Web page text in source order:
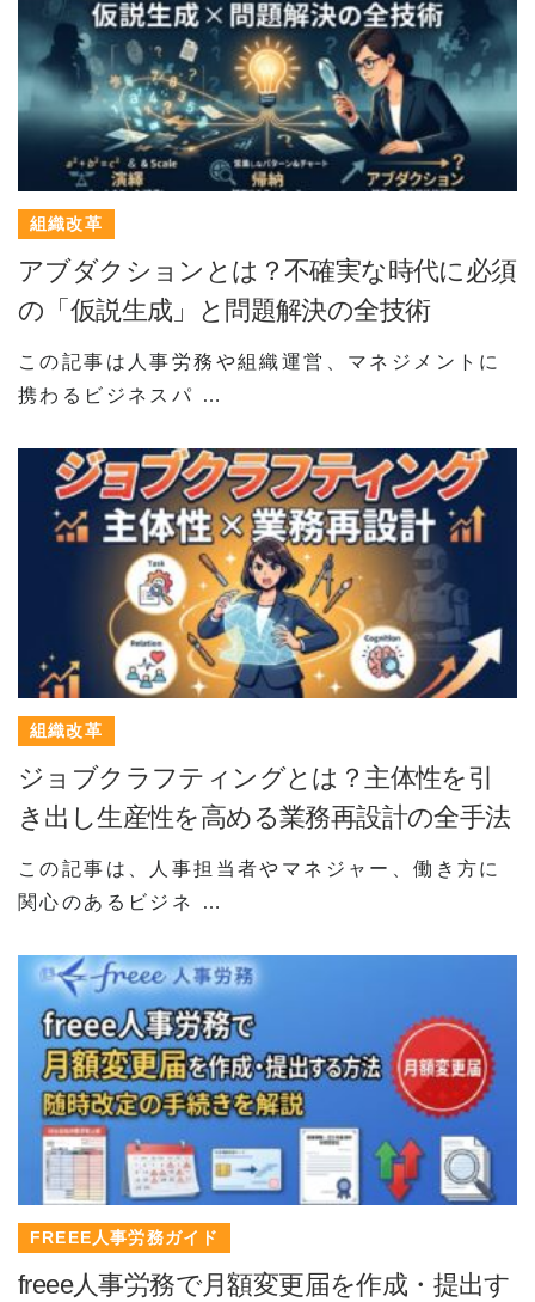
組織改革
アブダクションとは？不確実な時代に必須
の「仮説生成」と問題解決の全技術
この記事は人事労務や組織運営、マネジメントに
携わるビジネスパ …
組織改革
ジョブクラフティングとは？主体性を引
き出し生産性を高める業務再設計の全手法
この記事は、人事担当者やマネジャー、働き方に
関心のあるビジネ …
FREEE人事労務ガイド
freee人事労務で月額変更届を作成・提出す